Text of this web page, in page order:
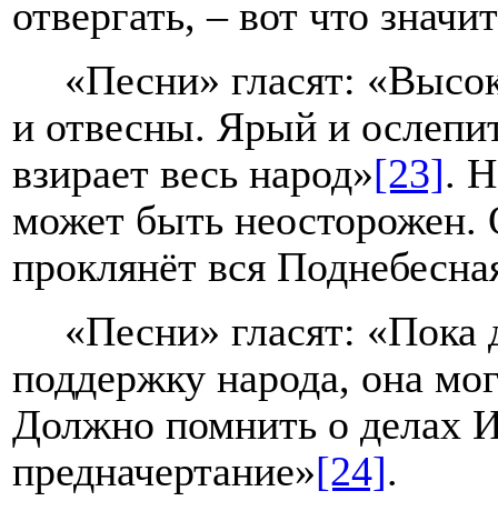
отвергать, – вот что
«Песни» гласят:
и отвесны. Ярый и
взирает весь народ»[23].
может быть неосторожен.
проклянёт вся
«Песни» гласят: «Пока
поддержку народа, она
Должно помнить о делах
предначертание»[24].